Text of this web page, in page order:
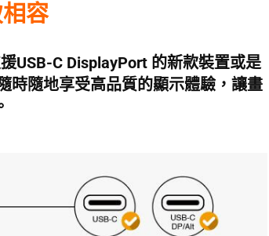
容
USB-C DisplayPort 的新款裝置或是
時隨地享受高品質的顯示體驗，讓畫